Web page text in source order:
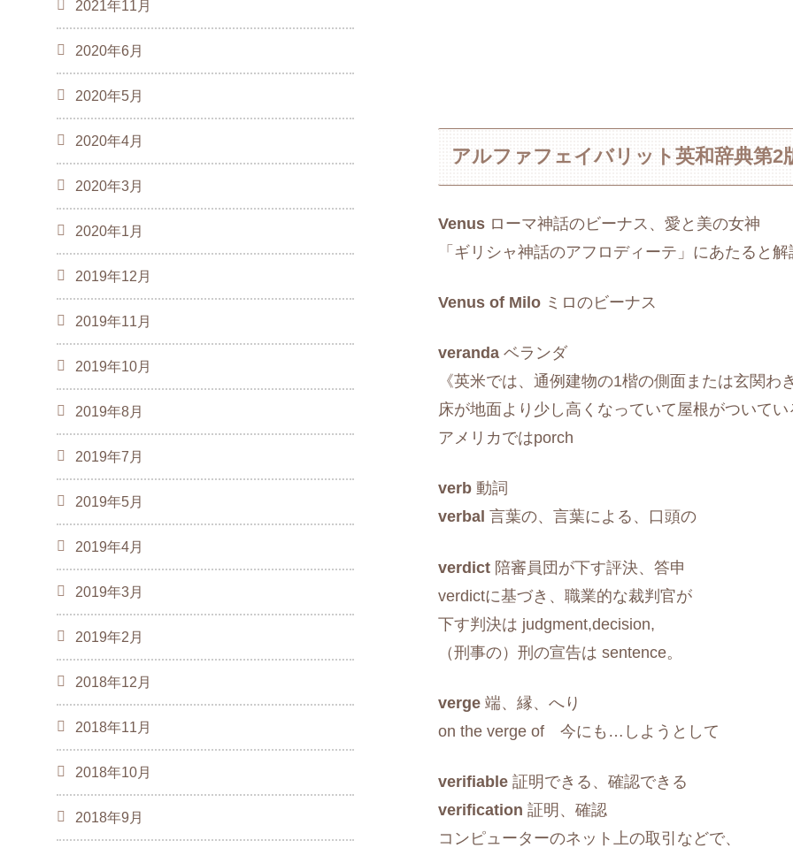
アルファフェイバリット英和辞典第2
Venus ローマ神話のビーナス、愛と美の女神
「ギリシャ神話のアフロディーテ」にあたると解
Venus of Milo ミロのビーナス
veranda ベランダ
《英米では、通例建物の1楷の側面または玄関わ
床が地面より少し高くなっていて屋根がついてい
アメリカではporch
verb 動詞
verbal 言葉の、言葉による、口頭の
verdict 陪審員団が下す評決、答申
verdictに基づき、職業的な裁判官が
下す判決は judgment,decision,
（刑事の）刑の宣告は sentence。
verge 端、縁、へり
on the verge of 今にも…しようとして
verifiable 証明できる、確認できる
verification 証明、確認
コンピューターのネット上の取引などで、
2021年11月
2020年6月
2020年5月
2020年4月
2020年3月
2020年1月
2019年12月
2019年11月
2019年10月
2019年8月
2019年7月
2019年5月
2019年4月
2019年3月
2019年2月
2018年12月
2018年11月
2018年10月
2018年9月